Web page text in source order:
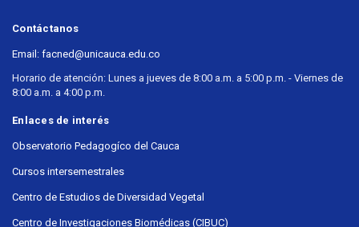
Contáctanos
Email: facned@unicauca.edu.co
Horario de atención: Lunes a jueves de 8:00 a.m. a 5:00 p.m. - Viernes de
8:00 a.m. a 4:00 p.m.
Enlaces de interés
Observatorio Pedagogíco del Cauca
Cursos intersemestrales
Centro de Estudios de Diversidad Vegetal
Centro de Investigaciones Biomédicas (CIBUC)